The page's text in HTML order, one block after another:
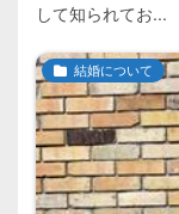
して知られてお...
結婚について